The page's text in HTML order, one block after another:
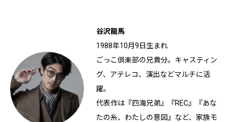
谷沢龍馬
1988年10月9日生まれ
ごっこ倶楽部の兄貴分。キャスティン
グ、アテレコ、演出などマルチに活
躍。
代表作は『四海兄弟』『REC』『あな
たの糸、わたしの意図』など、家族モ